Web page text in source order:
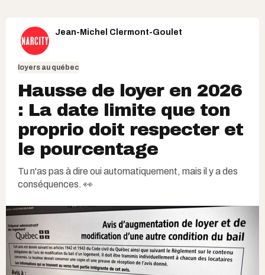
Jean-Michel Clermont-Goulet
loyers au québec
Hausse de loyer en 2026
: La date limite que ton
proprio doit respecter et
le pourcentage
Tu n'as pas à dire oui automatiquement, mais il y a des
conséquences. 👀